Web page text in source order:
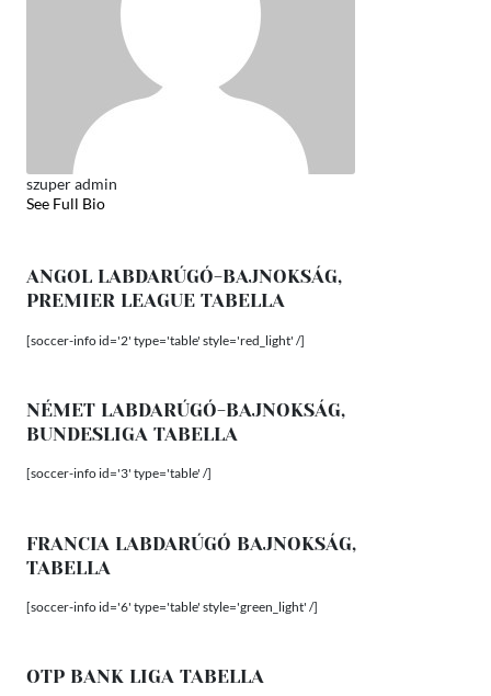
szuper admin
See Full Bio
ANGOL LABDARÚGÓ-BAJNOKSÁG,
PREMIER LEAGUE TABELLA
[soccer-info id='2' type='table' style='red_light' /]
NÉMET LABDARÚGÓ-BAJNOKSÁG,
BUNDESLIGA TABELLA
[soccer-info id='3' type='table' /]
FRANCIA LABDARÚGÓ BAJNOKSÁG,
TABELLA
[soccer-info id='6' type='table' style='green_light' /]
OTP BANK LIGA TABELLA